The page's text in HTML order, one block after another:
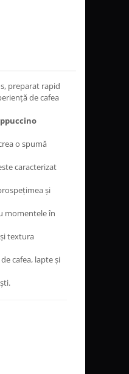
preparat rapid
de cafea
o spumă
caracterizat
și
momentele în
textura
cafea, lapte și